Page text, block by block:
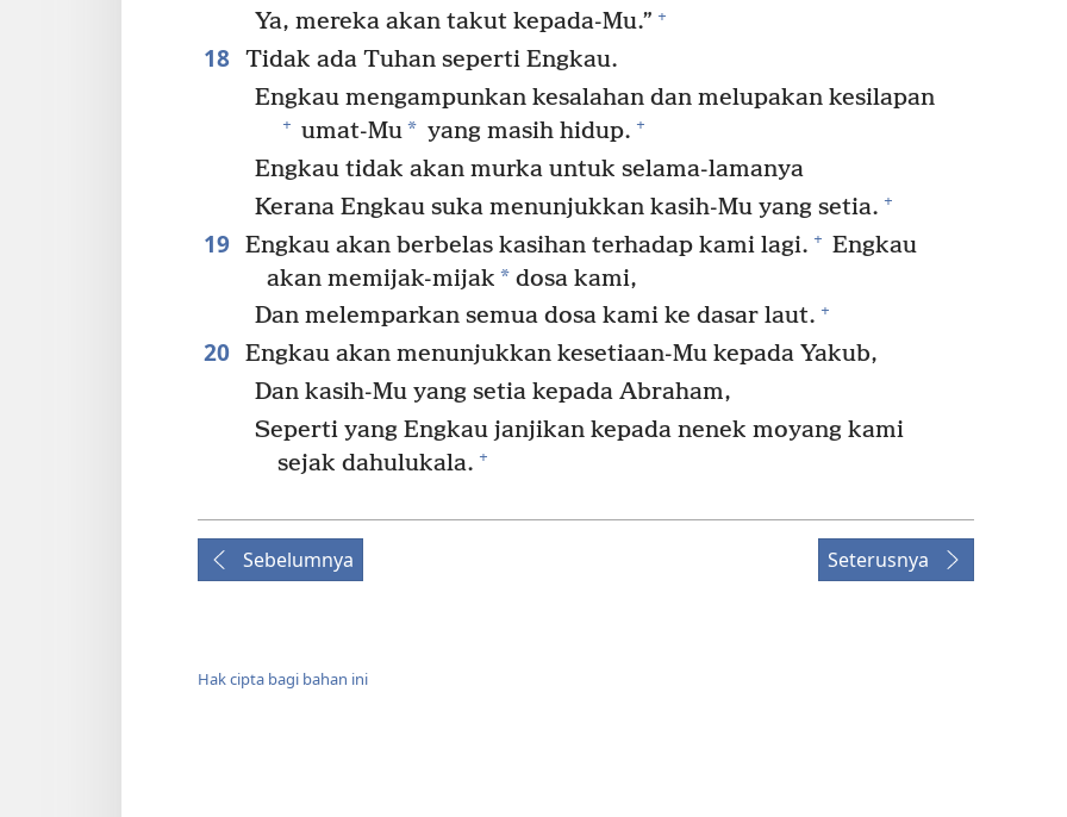
Ya, mereka akan takut kepada-Mu.” +
18 Tidak ada Tuhan seperti Engkau.
Engkau mengampunkan kesalahan dan melupakan kesilapan
+ umat-Mu* yang masih hidup. +
Engkau tidak akan murka untuk selama-lamanya
Kerana Engkau suka menunjukkan kasih-Mu yang setia. +
19 Engkau akan berbelas kasihan terhadap kami lagi. + Engkau
akan memijak-mijak *dosa kami,
Dan melemparkan semua dosa kami ke dasar laut. +
20 Engkau akan menunjukkan kesetiaan-Mu kepada Yakub,
Dan kasih-Mu yang setia kepada Abraham,
Seperti yang Engkau janjikan kepada nenek moyang kami
sejak dahulukala. +
Sebelumnya Seterusnya
Hak cipta bagi bahan ini